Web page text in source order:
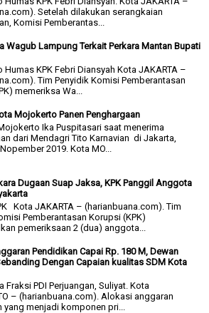
Setelah dilakukan serangkaian
Komisi Pemberantas...
Wagub Lampung Terkait Perkara Mantan Bupati
Humas KPK Febri Diansyah Kota JAKARTA –
Tim Penyidik Komisi Pemberantasan
memeriksa Wa...
Mojokerto Panen Penghargaan
Ika Puspitasari saat menerima
dari Mendagri Tito Karnavian di Jakarta,
2019. Kota MO...
Dugaan Suap Jaksa, KPK Panggil Anggota
Kota JAKARTA – (harianbuana.com). Tim
Pemberantasan Korupsi (KPK)
pemeriksaan 2 (dua) anggota...
Pendidikan Capai Rp. 180 M, Dewan
Dengan Capaian kualitas SDM Kota
Fraksi PDI Perjuangan, Suliyat. Kota
– (harianbuana.com). Alokasi anggaran
menjadi komponen pri...